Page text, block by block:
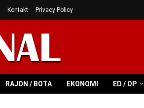
Kontakt Privacy Policy
RAJON / BOTA EKONOMI ED / OP